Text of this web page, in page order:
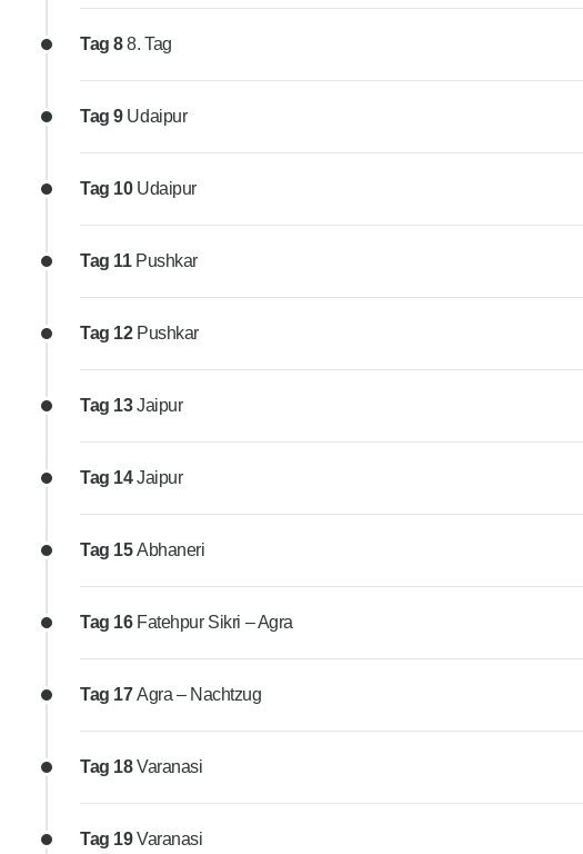
Tag 88. Tag
Tag 9 Udaipur
Tag 10 Udaipur
Tag 11 Pushkar
Tag 12 Pushkar
Tag 13Jaipur
Tag 14Jaipur
Tag 15Abhaneri
Tag 16 Fatehpur Sikri – Agra
Tag 17Agra – Nachtzug
Tag 18Varanasi
Tag 19Varanasi